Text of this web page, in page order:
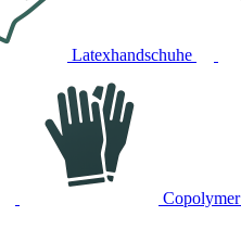
Latexhandschuhe
Copolymer